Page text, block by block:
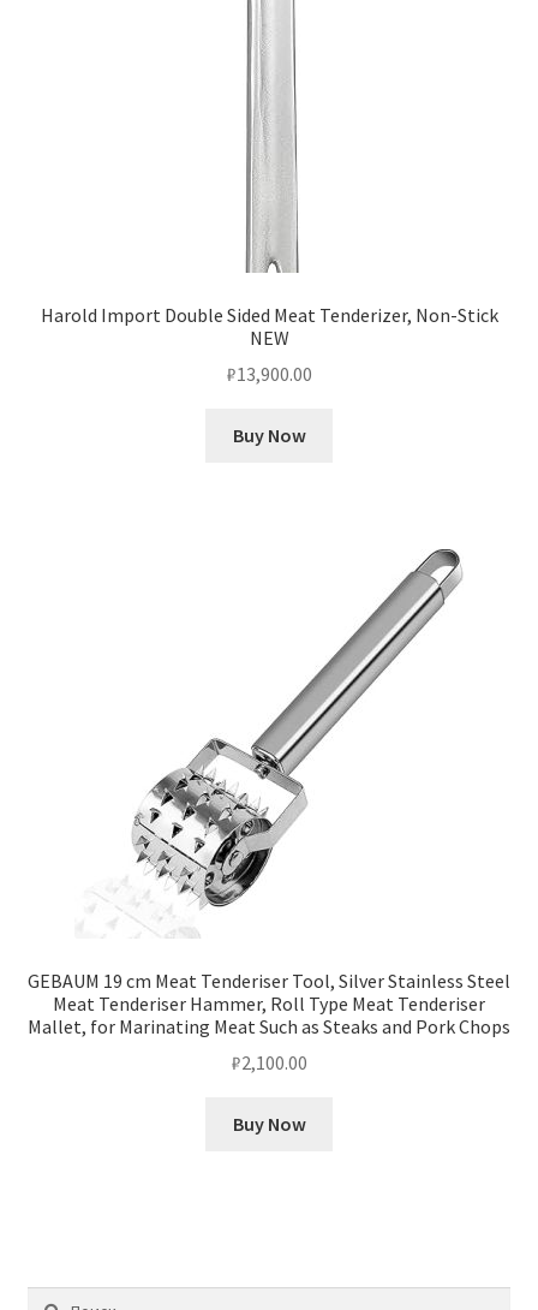
Harold Import Double Sided Meat Tenderizer, Non-Stick
NEW
₽13,900.00
Buy Now
GEBAUM 19 cm Meat Tenderiser Tool, Silver Stainless Steel
Meat Tenderiser Hammer, Roll Type Meat Tenderiser
Mallet, for Marinating Meat Such as Steaks and Pork Chops
₽2,100.00
Buy Now
Найти: